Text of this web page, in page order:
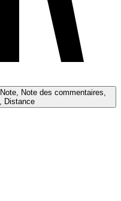
Note des commentaires,
Distance